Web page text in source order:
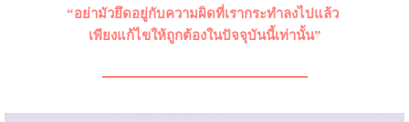
“อย่ามัวยึดอยู่กับความผิดที่เรากระทำลงไปแล้ว
เพียงแก้ไขให้ถูกต้องในปัจจุบันนี้เท่านั้น”
———————————————